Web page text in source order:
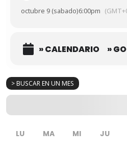
> BUSCAR EN UN MES
LU MA MI JU
octubre 9 (sabado)6:00pm
» CALENDARIO »